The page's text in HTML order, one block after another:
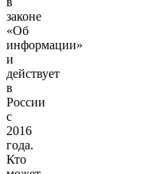
законе
«Об
информации»
и
действует
в
России
с
2016
года.
Кто